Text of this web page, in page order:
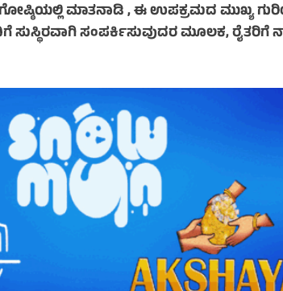
ಮಾತನಾಡಿ , ಈ ಉಪಕ್ರಮದ ಮುಖ್ಯ
ಸುಸ್ಥಿರವಾಗಿ ಸಂಪರ್ಕಿಸುವುದರ ಮೂಲಕ, ರೈತರಿಗೆ